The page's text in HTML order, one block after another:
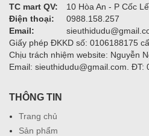
TC mart QV:
10 Hòa An - P Cốc
Điện thoại:
0988.158.257
Email:
Giấy phép ĐKKD số: 0106188175
Chịu trách nhiệm website: Nguyễn
Email: sieuthidudu@gmail.com. ĐT:
THÔNG TIN
Trang chủ
Sản phẩm